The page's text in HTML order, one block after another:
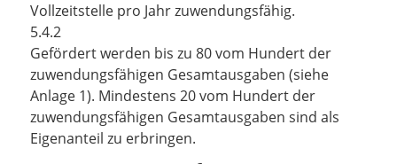
Vollzeitstelle pro Jahr zuwendungsfähig.
5.4.2
Gefördert werden bis zu 80 vom Hundert der
zuwendungsfähigen Gesamtausgaben (siehe
Anlage 1). Mindestens 20 vom Hundert der
zuwendungsfähigen Gesamtausgaben sind als
Eigenanteil zu erbringen.